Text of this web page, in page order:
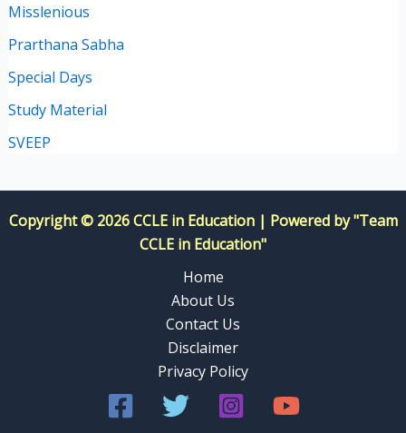
Misslenious
Prarthana Sabha
Special Days
Study Material
SVEEP
Copyright © 2026 CCLE in Education | Powered by "Team
CCLE in Education"
Home
About Us
Contact Us
Disclaimer
Privacy Policy